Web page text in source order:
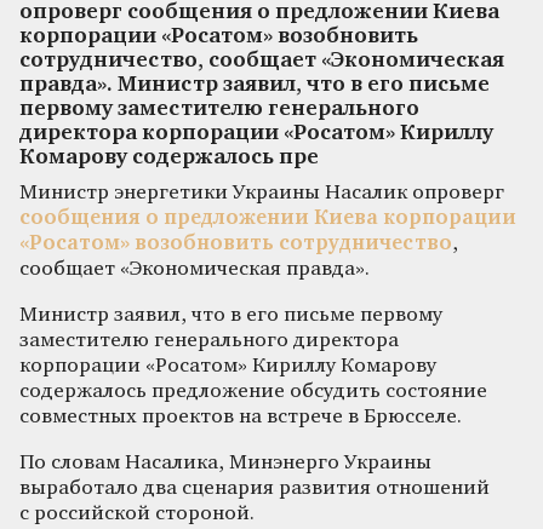
опроверг сообщения о предложении Киева
корпорации «Росатом» возобновить
сотрудничество, сообщает «Экономическая
правда». Министр заявил, что в его письме
первому заместителю генерального
директора корпорации «Росатом» Кириллу
Комарову содержалось пре
Министр энергетики Украины Насалик опроверг
сообщения о предложении Киева корпорации
«Росатом» возобновить сотрудничество,
сообщает «Экономическая правда».
Министр заявил, что в его письме первому
заместителю генерального директора
корпорации «Росатом» Кириллу Комарову
содержалось предложение обсудить состояние
совместных проектов на встрече в Брюсселе.
По словам Насалика, Минэнерго Украины
выработало два сценария развития отношений
с российской стороной.